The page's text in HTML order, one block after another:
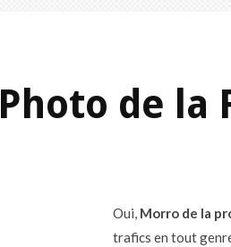
Photo de la
Oui, Morro de la
trafics en tout